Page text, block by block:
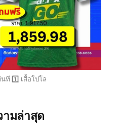
ที 1️⃣ เสื้อโปโล
มล่าสุด